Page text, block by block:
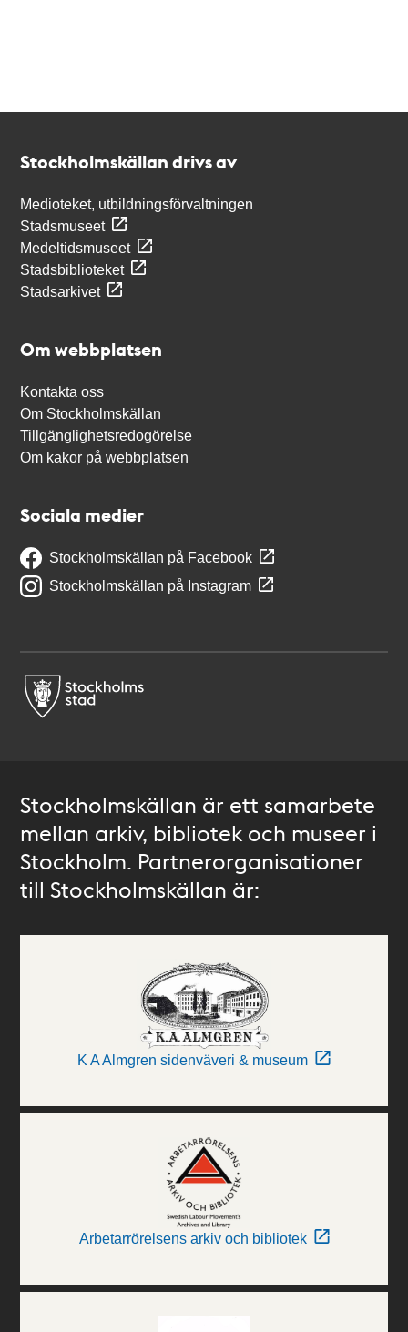
Stockholmskällan drivs av
Medioteket, utbildningsförvaltningen
Stadsmuseet
Medeltidsmuseet
Stadsbiblioteket
Stadsarkivet
Om webbplatsen
Kontakta oss
Om Stockholmskällan
Tillgänglighetsredogörelse
Om kakor på webbplatsen
Sociala medier
Stockholmskällan på Facebook
Stockholmskällan på Instagram
Stockholmskällan är ett samarbete
mellan arkiv, bibliotek och museer i
Stockholm. Partnerorganisationer
till Stockholmskällan är:
K A Almgren sidenväveri & museum
Arbetarrörelsens arkiv och bibliotek